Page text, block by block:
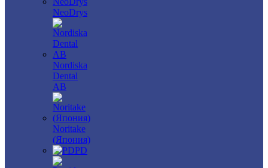
NeoDrys
Nordiska
Dental
AB
Noritake
(Япония)
PD